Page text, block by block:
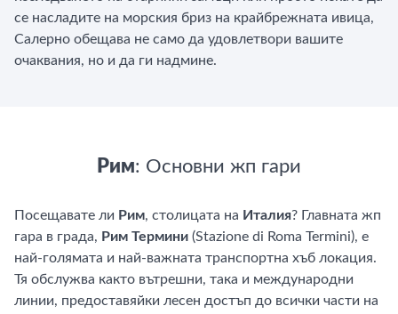
се насладите на морския бриз на крайбрежната ивица,
Салерно обещава не само да удовлетвори вашите
очаквания, но и да ги надмине.
Рим: Основни жп гари
Посещавате ли Рим, столицата на Италия? Главната жп
гара в града, Рим Термини (Stazione di Roma Termini), е
най-голямата и най-важната транспортна хъб локация.
Тя обслужва както вътрешни, така и международни
линии, предоставяйки лесен достъп до всички части на